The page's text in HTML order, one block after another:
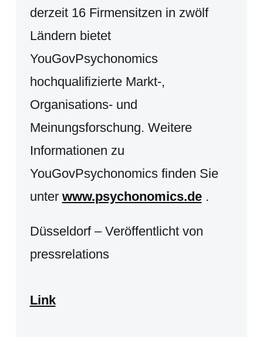
derzeit 16 Firmensitzen in zwölf
Ländern bietet
YouGovPsychonomics
hochqualifizierte Markt-,
Organisations- und
Meinungsforschung. Weitere
Informationen zu
YouGovPsychonomics finden Sie
unter www.psychonomics.de.
Düsseldorf – Veröffentlicht von
pressrelations
Link